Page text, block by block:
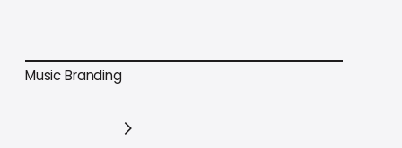
Para academias
Music Branding